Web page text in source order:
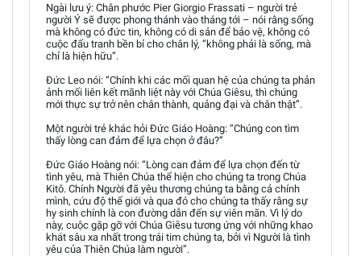
Ngài lưu ý: Chân phước Pier Giorgio Frassati – người trẻ
người Ý sẽ được phong thánh vào tháng tới – nói rằng sống
mà không có đức tin, không có di sản để bảo vệ, không có
cuộc đấu tranh bền bỉ cho chân lý, “không phải là sống, mà
chỉ là hiện hữu”.
Đức Leo nói: “Chính khi các mối quan hệ của chúng ta phản
ảnh mối liên kết mãnh liệt này với Chúa Giêsu, thì chúng
mới thực sự trở nên chân thành, quảng đại và chân thật”.
Một người trẻ khác hỏi Đức Giáo Hoàng: “Chúng con tìm
thấy lòng can đảm để lựa chọn ở đâu?”
Đức Giáo Hoàng nói: “Lòng can đảm để lựa chọn đến từ
tình yêu, mà Thiên Chúa thể hiện cho chúng ta trong Chúa
Kitô. Chính Người đã yêu thương chúng ta bằng cả chính
mình, cứu độ thế giới và qua đó cho chúng ta thấy rằng sự
hy sinh chính là con đường dẫn đến sự viên mãn. Vì lý do
này, cuộc gặp gỡ với Chúa Giêsu tương ứng với những khao
khát sâu xa nhất trong trái tim chúng ta, bởi vì Người là tình
yêu của Thiên Chúa làm người”.